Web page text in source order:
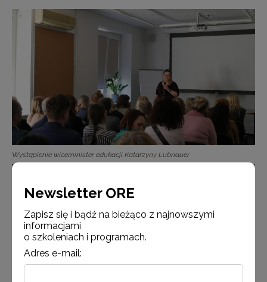
Wystąpienie wiceminister edukacji Katarzyny Lubnauer
Newsletter ORE
Zapisz się i bądź na bieżąco z najnowszymi
informacjami
o szkoleniach i programach.
Adres e-mail: